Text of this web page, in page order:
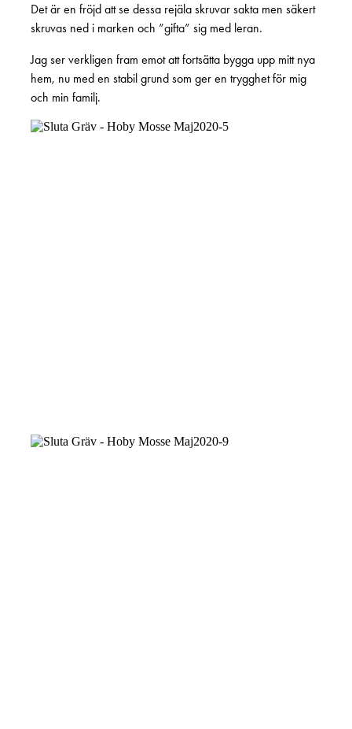
Det är en fröjd att se dessa rejäla skruvar sakta men säkert
skruvas ned i marken och ”gifta” sig med leran.
Jag ser verkligen fram emot att fortsätta bygga upp mitt nya
hem, nu med en stabil grund som ger en trygghet för mig
och min familj.
Sluta